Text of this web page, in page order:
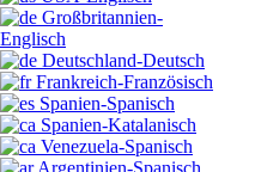
Großbritannien-
Englisch
Deutschland-Deutsch
Frankreich-Französisch
Spanien-Spanisch
Spanien-Katalanisch
Venezuela-Spanisch
Argentinien-Spanisch